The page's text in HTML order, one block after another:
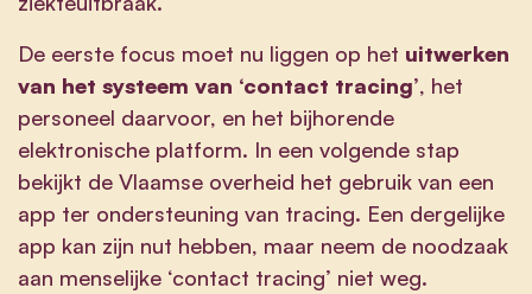
De eerste focus moet nu liggen op het uitwerken
van het systeem van ‘contact tracing’, het
personeel daarvoor, en het bijhorende
elektronische platform. In een volgende stap
bekijkt de Vlaamse overheid het gebruik van een
app ter ondersteuning van tracing. Een dergelijke
app kan zijn nut hebben, maar neem de noodzaak
aan menselijke ‘contact tracing’ niet weg.